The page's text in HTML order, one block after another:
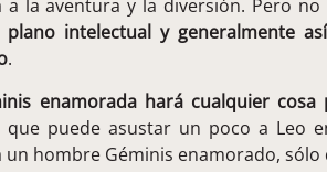
a la aventura y la diversión. Pero
intelectual y generalmente
.
enamorada hará cualquier
que puede asustar un poco a Leo
un hombre Géminis enamorado,